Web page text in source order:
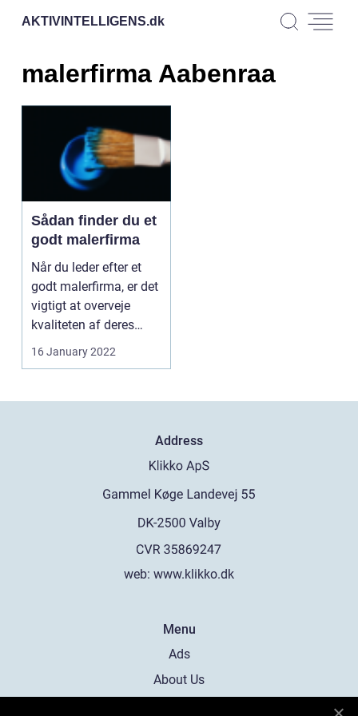
AKTIVINTELLIGENS.dk
malerfirma Aabenraa
Sådan finder du et
godt malerfirma
Når du leder efter et
godt malerfirma, er det
vigtigt at overveje
kvaliteten af deres
arbejde samt d...
16 January 2022
Address
web: www.klikko.dk
Menu
Ads
About Us